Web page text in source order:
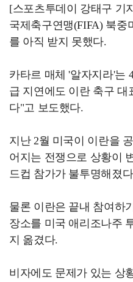
[스포츠투데이 강태구 기
국제축구연맹(FIFA) 북중
를 아직 받지 못했다.
카타르 매체 '알자지라'는
급 지연에도 이란 축구
다"고 보도했다.
지난 2월 미국이 이란을
어지는 전쟁으로 상황이
드컵 참가가 불투명해졌
물론 이란은 끝내 참여하
장소를 미국 애리조나주
지 옮겼다.
비자에도 문제가 있는 상